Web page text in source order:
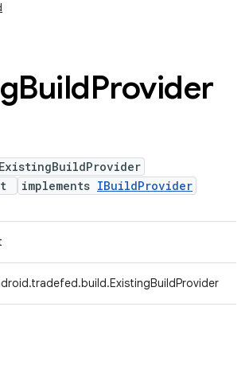
BuildProvider
implements IBuildProvider